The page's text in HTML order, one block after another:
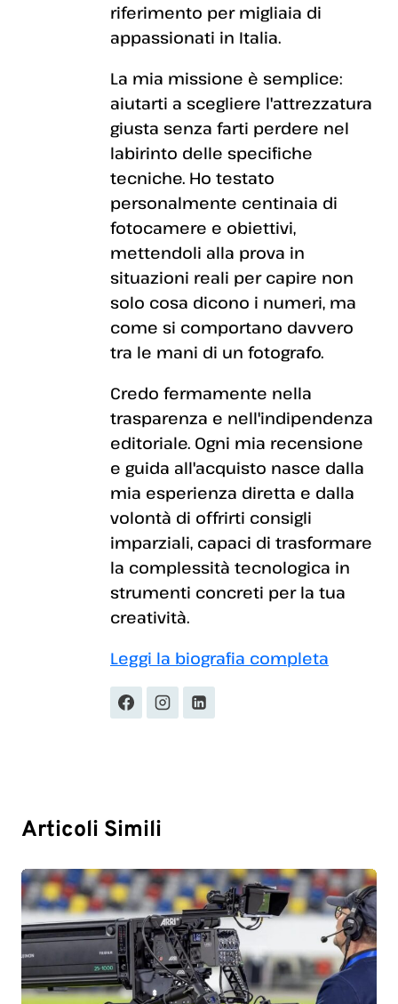
riferimento per migliaia di
appassionati in Italia.
La mia missione è semplice:
aiutarti a scegliere l'attrezzatura
giusta senza farti perdere nel
labirinto delle specifiche
tecniche. Ho testato
personalmente centinaia di
fotocamere e obiettivi,
mettendoli alla prova in
situazioni reali per capire non
solo cosa dicono i numeri, ma
come si comportano davvero
tra le mani di un fotografo.
Credo fermamente nella
trasparenza e nell'indipendenza
editoriale. Ogni mia recensione
e guida all'acquisto nasce dalla
mia esperienza diretta e dalla
volontà di offrirti consigli
imparziali, capaci di trasformare
la complessità tecnologica in
strumenti concreti per la tua
creatività.
Leggi la biografia completa
Articoli Simili